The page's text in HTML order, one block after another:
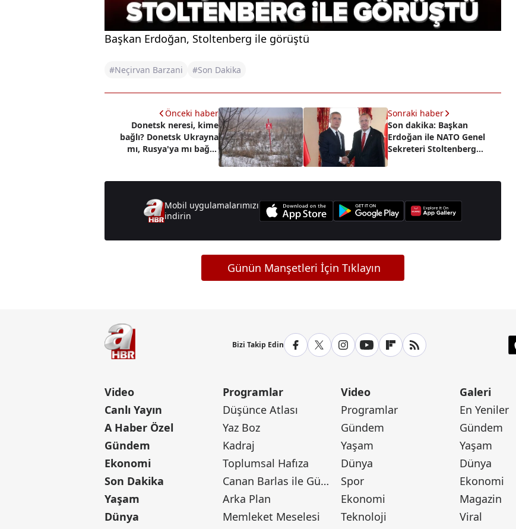
Başkan Erdoğan, Stoltenberg ile görüştü
#Neçirvan Barzani #Son Dakika
Önceki haber
Donetsk neresi, kime
bağlı? Donetsk Ukrayna
mı, Rusya'ya mı bağlı?
Sonraki haber
Son dakika: Başkan
Erdoğan ile NATO Genel
Sekreteri Stoltenberg
arasında önemli görüşme
Mobil uygulamalarımızı
indirin
Günün Manşetleri İçin Tıklayın
Bizi Takip Edin
Video
Canlı Yayın
A Haber Özel
Gündem
Ekonomi
Son Dakika
Yaşam
Dünya
Programlar
Düşünce Atlası
Yaz Boz
Kadraj
Toplumsal Hafıza
Canan Barlas ile Gündem
Arka Plan
Memleket Meselesi
Video
Programlar
Gündem
Yaşam
Dünya
Spor
Ekonomi
Teknoloji
Galeri
En Yeniler
Gündem
Yaşam
Dünya
Ekonomi
Magazin
Viral